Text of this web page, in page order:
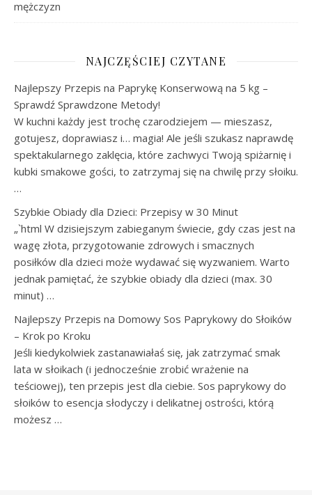
mężczyzn
NAJCZĘŚCIEJ CZYTANE
Najlepszy Przepis na Paprykę Konserwową na 5 kg –
Sprawdź Sprawdzone Metody!
W kuchni każdy jest trochę czarodziejem — mieszasz,
gotujesz, doprawiasz i… magia! Ale jeśli szukasz naprawdę
spektakularnego zaklęcia, które zachwyci Twoją spiżarnię i
kubki smakowe gości, to zatrzymaj się na chwilę przy słoiku.
…
Szybkie Obiady dla Dzieci: Przepisy w 30 Minut
„`html W dzisiejszym zabieganym świecie, gdy czas jest na
wagę złota, przygotowanie zdrowych i smacznych
posiłków dla dzieci może wydawać się wyzwaniem. Warto
jednak pamiętać, że szybkie obiady dla dzieci (max. 30
minut) …
Najlepszy Przepis na Domowy Sos Paprykowy do Słoików
– Krok po Kroku
Jeśli kiedykolwiek zastanawiałaś się, jak zatrzymać smak
lata w słoikach (i jednocześnie zrobić wrażenie na
teściowej), ten przepis jest dla ciebie. Sos paprykowy do
słoików to esencja słodyczy i delikatnej ostrości, którą
możesz …